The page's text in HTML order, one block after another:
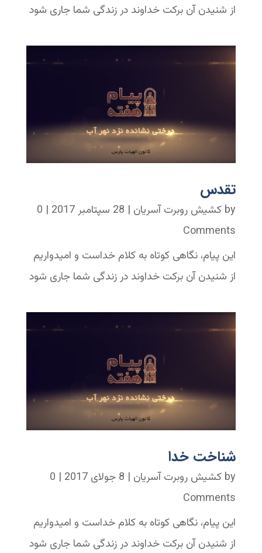
از شنیدن آن برکت خداوند در زندگی شما جاری شود
تقدس
by کشیش روبرت آسریان | 28 سپتامبر 2017
| 0
Comments
این پیام، نگاهی کوتاه به کلام خداست و امیدواریم
از شنیدن آن برکت خداوند در زندگی شما جاری شود
شناخت خدا
by کشیش روبرت آسریان | 8 جولای 2017
| 0
Comments
این پیام، نگاهی کوتاه به کلام خداست و امیدواریم
از شنیدن آن برکت خداوند در زندگی شما جاری شود